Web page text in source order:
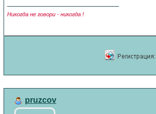
Никогда не говори - никогда !
pruzcov